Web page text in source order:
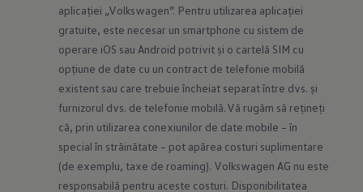
aplicației „Volkswagen”. Pentru utilizarea aplicației
gratuite, este necesar un smartphone cu sistem de
operare iOS sau Android potrivit și o cartelă SIM cu
opțiune de date cu un contract de telefonie mobilă
existent sau care trebuie încheiat separat între dvs. și
furnizorul dvs. de telefonie mobilă. Vă rugăm să rețineți
că, prin utilizarea conexiunilor de date mobile – în
special în străinătate – pot apărea costuri suplimentare
(de exemplu, taxe de roaming). Volkswagen AG nu este
responsabilă pentru aceste costuri. Disponibilitatea